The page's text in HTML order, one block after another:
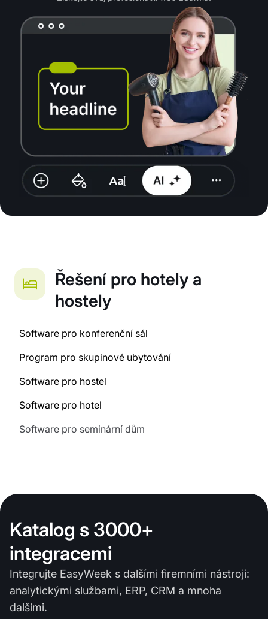
Řešení pro hotely a
hostely
Software pro konferenční sál
Program pro skupinové ubytování
Software pro hostel
Software pro hotel
Software pro seminární dům
Katalog s 3000+
integracemi
Integrujte EasyWeek s dalšími firemními nástroji:
analytickými službami, ERP, CRM a mnoha
dalšími.